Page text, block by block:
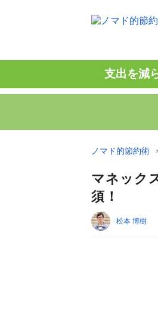
支出を減
ノマド的節約術
マネック
須！
松本 博樹